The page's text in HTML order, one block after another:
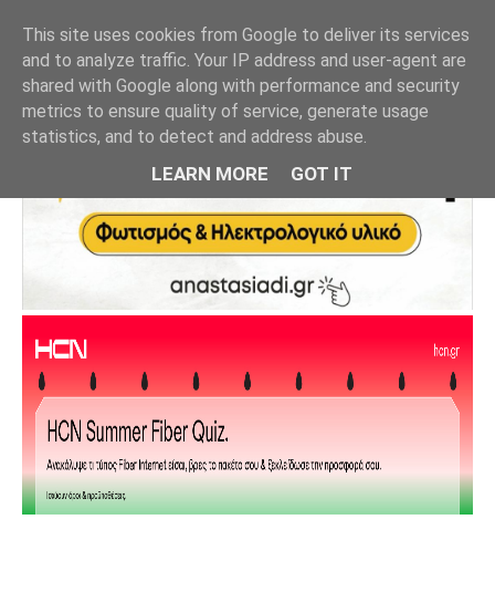
This site uses cookies from Google to deliver its services
and to analyze traffic. Your IP address and user-agent are
shared with Google along with performance and security
metrics to ensure quality of service, generate usage
statistics, and to detect and address abuse.
LEARN MORE GOT IT